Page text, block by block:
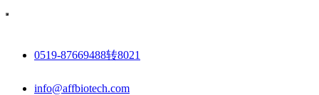
0519-87669488转8021
info@affbiotech.com